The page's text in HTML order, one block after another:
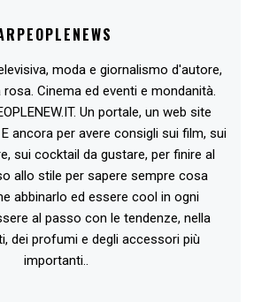
moda e giornalismo d'autore,
Cinema ed eventi e mondanità.
Un portale, un web site
ancora per avere consigli sui film, sui
sui cocktail da gustare, per finire al
allo stile per sapere sempre cosa
abbinarlo ed essere cool in ogni
al passo con le tendenze, nella
dei profumi e degli accessori più
importanti..